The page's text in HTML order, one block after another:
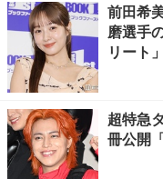
前田希
磨選手
リート
超特急
冊公開